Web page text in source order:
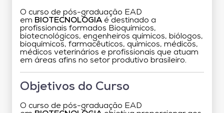
O curso de pós-graduação EAD
em BIOTECNOLOGIA é destinado a
profissionais formados Bioquímicos,
biotecnológicos, engenheiros químicos, biólogos,
bioquímicos, farmacêuticos, químicos, médicos,
médicos veterinários e profissionais que atuam
em áreas afins no setor produtivo brasileiro.
Objetivos do Curso
O curso de pós-graduação EAD